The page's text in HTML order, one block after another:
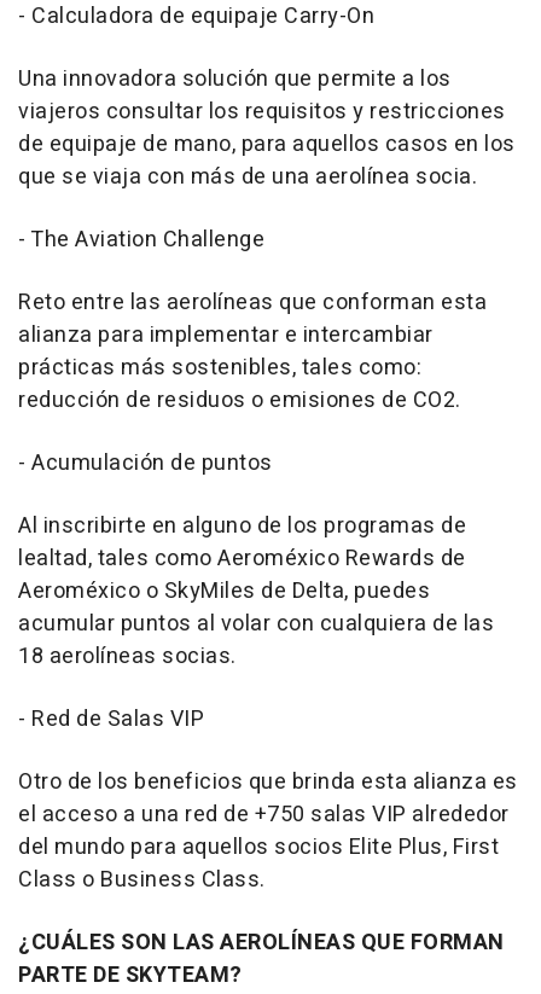
- Calculadora de equipaje Carry-On
Una innovadora solución que permite a los
viajeros consultar los requisitos y restricciones
de equipaje de mano, para aquellos casos en los
que se viaja con más de una aerolínea socia.
- The Aviation Challenge
Reto entre las aerolíneas que conforman esta
alianza para implementar e intercambiar
prácticas más sostenibles, tales como:
reducción de residuos o emisiones de CO2.
- Acumulación de puntos
Al inscribirte en alguno de los programas de
lealtad, tales como Aeroméxico Rewards de
Aeroméxico o SkyMiles de Delta, puedes
acumular puntos al volar con cualquiera de las
18 aerolíneas socias.
- Red de Salas VIP
Otro de los beneficios que brinda esta alianza es
el acceso a una red de +750 salas VIP alrededor
del mundo para aquellos socios Elite Plus, First
Class o Business Class.
¿CUÁLES SON LAS AEROLÍNEAS QUE FORMAN
PARTE DE SKYTEAM?